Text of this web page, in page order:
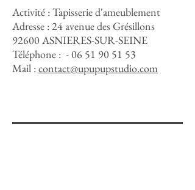
Activité : Tapisserie d'ameublement
Adresse : 24 avenue des Grésillons
92600 ASNIERES-SUR-SEINE
Téléphone : -06 51 90 51 53
Mail :contact@upupupstudio.com